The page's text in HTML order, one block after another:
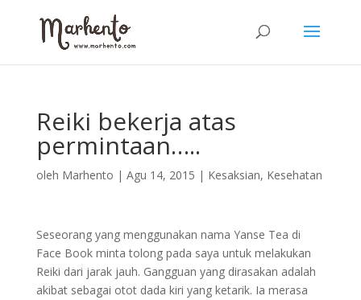
Reiki bekerja atas
permintaan…..
oleh Marhento | Agu 14, 2015 | Kesaksian, Kesehatan
Seseorang yang menggunakan nama Yanse Tea di
Face Book minta tolong pada saya untuk melakukan
Reiki dari jarak jauh. Gangguan yang dirasakan adalah
akibat sebagai otot dada kiri yang ketarik. Ia merasa